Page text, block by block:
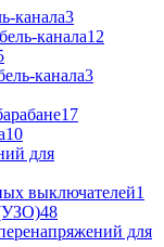
канала3
канала12
канала3
17
10
для
выключателей1
48
для